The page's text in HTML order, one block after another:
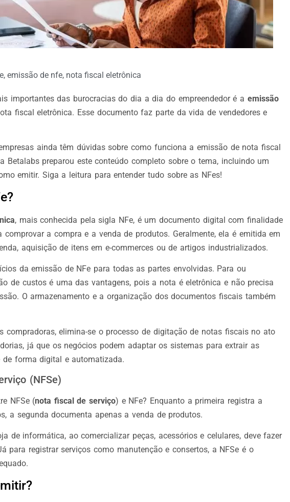
, emissão de nfe, nota fiscal eletrônica
importantes das burocracias do dia a dia do empreendedor é a emissão
fiscal eletrônica. Esse documento faz parte da vida de vendedores e
ainda têm dúvidas sobre como funciona a emissão de nota fiscal
Betalabs preparou este conteúdo completo sobre o tema, incluindo um
emitir. Siga a leitura para entender tudo sobre as NFes!
, mais conhecida pela sigla NFe, é um documento digital com finalidade
comprovar a compra e a venda de produtos. Geralmente, ela é emitida em
aquisição de itens em e-commerces ou de artigos industrializados.
da emissão de NFe para todas as partes envolvidas. Para ou
de custos é uma das vantagens, pois a nota é eletrônica e não precisa
O armazenamento e a organização dos documentos fiscais também
compradoras, elimina-se o processo de digitação de notas fiscais no ato
já que os negócios podem adaptar os sistemas para extrair as
de forma digital e automatizada.
(NFSe)
NFSe (nota fiscal de serviço) e NFe? Enquanto a primeira registra a
a segunda documenta apenas a venda de produtos.
de informática, ao comercializar peças, acessórios e celulares, deve fazer
para registrar serviços como manutenção e consertos, a NFSe é o